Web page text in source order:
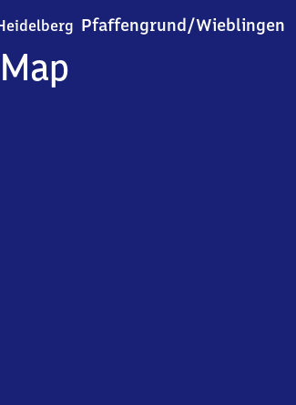
Pfaffengrund/​Wieblingen
Map